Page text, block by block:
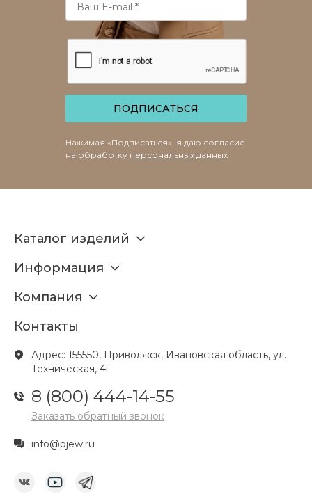
ПОДПИСАТЬСЯ
Нажимая «Подписаться», я даю согласие
на обработку персональных данных
Каталог изделий
Информация
Компания
Контакты
Адрес: 155550, Приволжск, Ивановская область, ул.
Техническая, 4г
8 (800) 444-14-55
Заказать обратный звонок
info@pjew.ru